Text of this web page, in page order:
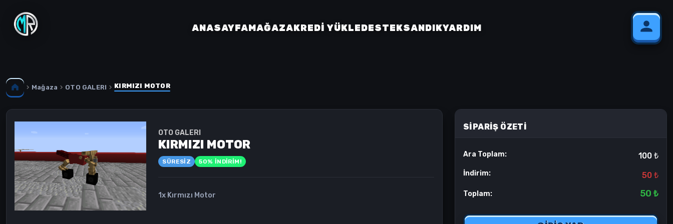
ANASAYFAMAĞAZAKREDI YÜKLEDESTEKSANDIKYARDIM
Mağaza OTO GALERI KIRMIZI MOTOR
OTO GALERI
KIRMIZI MOTOR
SÜRESIZ 50% İNDİRİM!
1x Kırmızı Motor
SIPARIŞ ÖZETI
Ara Toplam: 100 ₺
İndirim: 50 ₺
Toplam: 50 ₺